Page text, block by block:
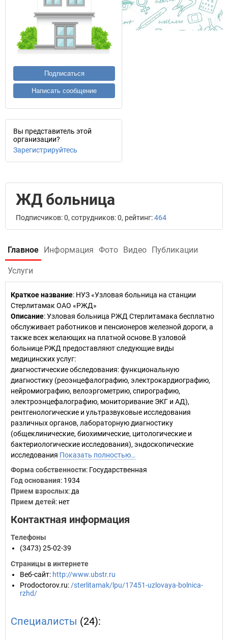
Подписаться
Написать сообщение
Вы представитель этой
организации?
Зарегистрируйтесь
ЖД больница
Подписчиков: 0, сотрудников: 0, рейтинг:464
Главное Информация Фото Видео Публикации
Услуги
Краткое название: НУЗ «Узловая больница на станции
Стерлитамак ОАО «РЖД»
Описание: Узловая больница РЖД Стерлитамака бесплатно
обслуживает работников и пенсионеров железной дороги, а
также всех желающих на платной основе.В узловой
больнице РЖД предоставляют следующие виды
медицинских услуг:
диагностические обследования: функциональную
диагностику (реоэнцефалографию, электрокардиографию,
нейромиографию, велоэргометрию, спирографию,
электроэнцефалографию, мониторивание ЭКГ и АД),
рентгенологические и ультразвуковые исследования
различных органов, лабораторную диагностику
(общеклинические, биохимические, цитологические и
бактериологические исследования), эндоскопические
исследования Показать полностью…
Форма собственности: Государственная
Год основания: 1934
Прием взрослых: да
Прием детей: нет
Контактная информация
Телефоны
(3473) 25-02-39
Страницы в интернете
Веб-сайт: http://www.ubstr.ru
Prodoctorov.ru: /sterlitamak/lpu/17451-uzlovaya-bolnica-
rzhd/
Специалисты (24):